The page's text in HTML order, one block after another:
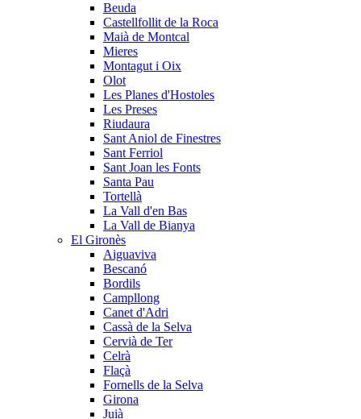
Beuda
Castellfollit de la Roca
Maià de Montcal
Mieres
Montagut i Oix
Olot
Les Planes d'Hostoles
Les Preses
Riudaura
Sant Aniol de Finestres
Sant Ferriol
Sant Joan les Fonts
Santa Pau
Tortellà
La Vall d'en Bas
La Vall de Bianya
El Gironès
Aiguaviva
Bescanó
Bordils
Campllong
Canet d'Adri
Cassà de la Selva
Cervià de Ter
Celrà
Flaçà
Fornells de la Selva
Girona
Juià